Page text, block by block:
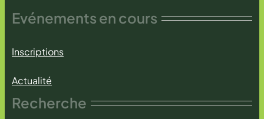
Evénements en cours
Inscriptions
Actualité
Recherche